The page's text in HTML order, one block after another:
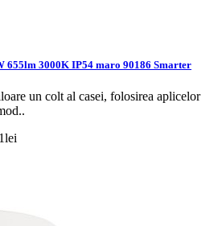
655lm 3000K IP54 maro 90186 Smarter
un colt al casei, folosirea aplicelor